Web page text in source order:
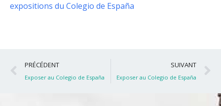
expositions du Colegio de España
Précédent
PRÉCÉDENT
Exposer au Colegio de España
SUIVANT
Exposer au Colegio de España